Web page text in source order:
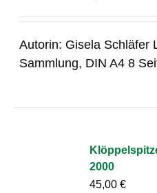
Autorin: Gisela Schläfer
Sammlung, DIN A4 8
2000
45,00€